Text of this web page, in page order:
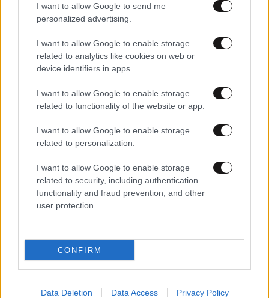
I want to allow Google to send me
personalized advertising.
I want to allow Google to enable storage
related to analytics like cookies on web or
device identifiers in apps.
I want to allow Google to enable storage
related to functionality of the website or app.
I want to allow Google to enable storage
related to personalization.
I want to allow Google to enable storage
related to security, including authentication
functionality and fraud prevention, and other
user protection.
CONFIRM
Data Deletion Data Access Privacy Policy
Υφυπουργός για λίγες ώρες: Ο θόρυβος, οι αναρτήσεις
και η παραίτηση – αστραπή του Αρίστου Δοξιάδη